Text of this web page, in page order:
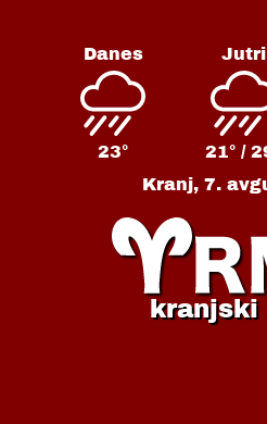
Danes
23°
Jutri
21° /
Kranj, 7.